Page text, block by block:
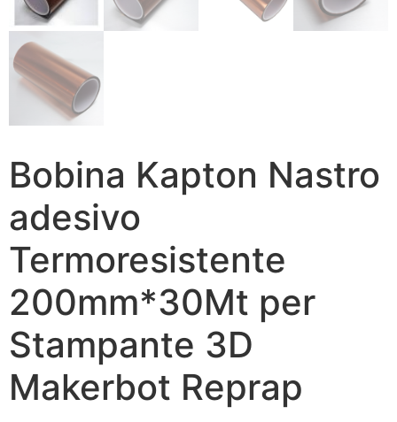
Bobina Kapton Nastro
adesivo
Termoresistente
200mm*30Mt per
Stampante 3D
Makerbot Reprap